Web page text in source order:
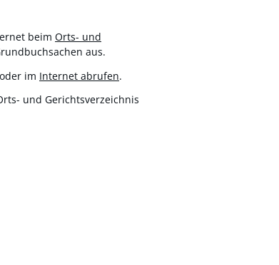
beim Orts- und
aus.
im Internet abrufen.
und Gerichtsverzeichnis